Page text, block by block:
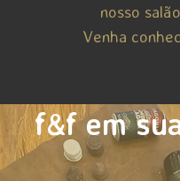
nosso
Venha
f&f em